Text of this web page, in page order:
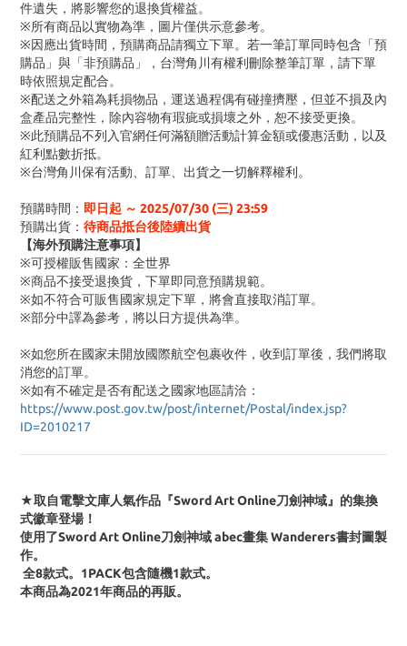
件遺失，將影響您的退換貨權益。
※所有商品以實物為準，圖片僅供示意參考。
※因應出貨時間，預購商品請獨立下單。若一筆訂單同時包含「預
購品」與「非預購品」，台灣角川有權利刪除整筆訂單，請下單
時依照規定配合。
※配送之外箱為耗損物品，運送過程偶有碰撞擠壓，但並不損及內
盒產品完整性，除內容物有瑕疵或損壞之外，恕不接受更換。
※此預購品不列入官網任何滿額贈活動計算金額或優惠活動，以及
紅利點數折抵。
※台灣角川保有活動、訂單、出貨之一切解釋權利。
預購時間： 即日起 ～ 2025/07/30 (三) 23:59
預購出貨： 待商品抵台後陸續出貨
【海外預購注意事項】
※可授權販售國家：全世界
※商品不接受退換貨，下單即同意預購規範。
※如不符合可販售國家規定下單，將會直接取消訂單。
※部分中譯為參考，將以日方提供為準。
※如您所在國家未開放國際航空包裹收件，收到訂單後，我們將取
消您的訂單。
※如有不確定是否有配送之國家地區請洽：
https://www.post.gov.tw/post/internet/Postal/index.jsp?
ID=2010217
★取自電擊文庫人氣作品『Sword Art Online刀劍神域』的集換
式徽章登場！
使用了Sword Art Online刀劍神域 abec畫集 Wanderers書封圖製
作。
全8款式。1PACK包含隨機1款式。
本商品為2021年商品的再販。